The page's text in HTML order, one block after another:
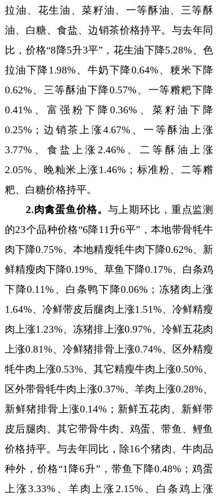
拉油、花生油、菜籽油、一等酥油、三等酥
油、白糖、食盐、边销茶价格持平。与去年同
比，价格“8降5升3平” ，花生油下降5.28%、色
拉油下降1.98%、牛奶下降0.64%、粳米下降
0.62%、三等酥油下降0.57%、一等糌粑下降
0.41%、富强粉下降0.36%、菜籽油下降
0.25%；边销茶上涨4.67%、一等酥油上涨
3.77%、食盐上涨2.46%、二等酥油上涨
2.05%、晚籼米上涨1.46%；标准粉、二等糌
粑、白糖价格持平。
2.肉禽蛋鱼价格。 与上期环比，重点监测
的23个品种价格“6降11升6平” ，本地带骨牦牛
肉下降0.75%、本地精瘦牦牛肉下降0.62%、新
鲜精瘦肉下降0.19%、草鱼下降0.17%、白条鸡
下降0.11%、白条鸭下降0.06%；冻猪肉上涨
1.64%、冷鲜带皮后腿肉上涨1.51%、冷鲜精瘦
肉上涨1.23%、冻猪排上涨0.97%、冷鲜五花肉
上涨0.81%、冷鲜猪排骨上涨0.74%、区外精瘦
牦牛肉上涨0.53%、其它精瘦牛肉上涨0.50%、
区外带骨牦牛肉上涨0.37%、羊肉上涨0.28%、
新鲜猪排骨上涨0.14%；新鲜五花肉、新鲜带
皮后腿肉、其它带骨牛肉、鸡蛋、带鱼、鲤鱼
价格持平。与去年同比，除16个猪肉、牛肉品
种外，价格“1降6升” ，带鱼下降0.48%；鸡蛋
上涨3.33%、羊肉上涨2.15%、白条鸡上涨